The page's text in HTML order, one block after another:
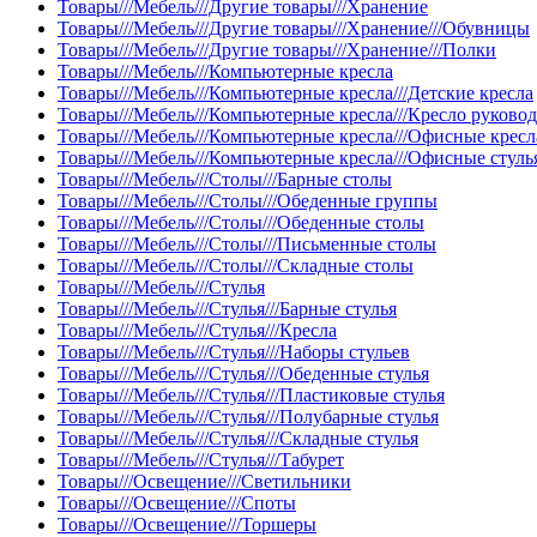
Товары///Мебель///Другие товары///Хранение
Товары///Мебель///Другие товары///Хранение///Обувницы
Товары///Мебель///Другие товары///Хранение///Полки
Товары///Мебель///Компьютерные кресла
Товары///Мебель///Компьютерные кресла///Детские кресла
Товары///Мебель///Компьютерные кресла///Кресло
Товары///Мебель///Компьютерные кресла///Офисные
Товары///Мебель///Компьютерные кресла///Офисные
Товары///Мебель///Столы///Барные столы
Товары///Мебель///Столы///Обеденные группы
Товары///Мебель///Столы///Обеденные столы
Товары///Мебель///Столы///Письменные столы
Товары///Мебель///Столы///Складные столы
Товары///Мебель///Стулья
Товары///Мебель///Стулья///Барные стулья
Товары///Мебель///Стулья///Кресла
Товары///Мебель///Стулья///Наборы стульев
Товары///Мебель///Стулья///Обеденные стулья
Товары///Мебель///Стулья///Пластиковые стулья
Товары///Мебель///Стулья///Полубарные стулья
Товары///Мебель///Стулья///Складные стулья
Товары///Мебель///Стулья///Табурет
Товары///Освещение///Светильники
Товары///Освещение///Споты
Товары///Освещение///Торшеры